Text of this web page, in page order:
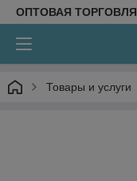
ОПТОВАЯ ТОРГОВЛЯ
Товары и услуги